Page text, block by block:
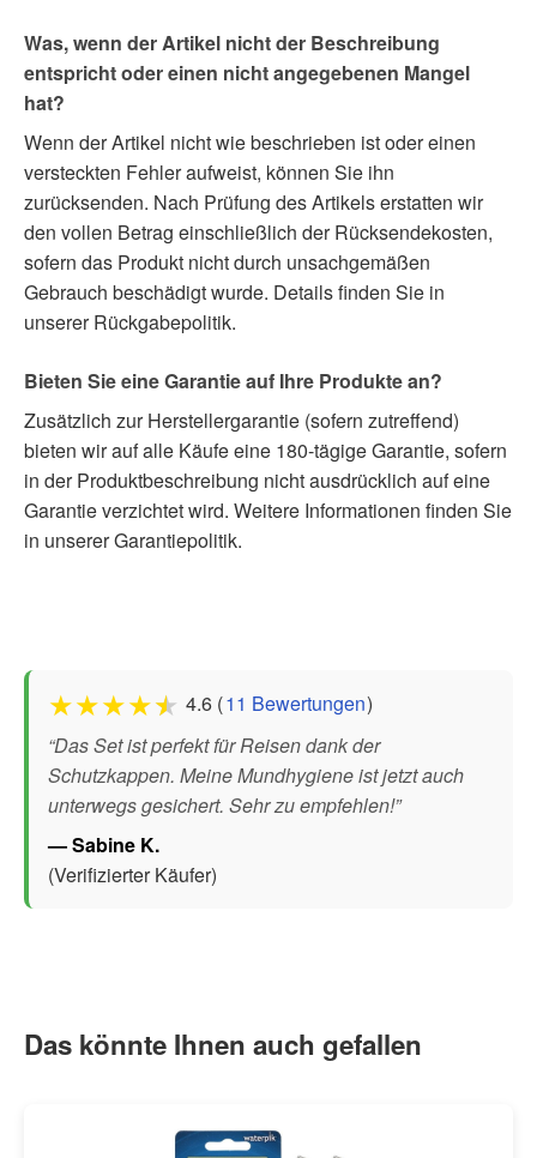
Was, wenn der Artikel nicht der Beschreibung
entspricht oder einen nicht angegebenen Mangel
hat?
Wenn der Artikel nicht wie beschrieben ist oder einen
versteckten Fehler aufweist, können Sie ihn
zurücksenden. Nach Prüfung des Artikels erstatten wir
den vollen Betrag einschließlich der Rücksendekosten,
sofern das Produkt nicht durch unsachgemäßen
Gebrauch beschädigt wurde. Details finden Sie in
unserer Rückgabepolitik.
Bieten Sie eine Garantie auf Ihre Produkte an?
Zusätzlich zur Herstellergarantie (sofern zutreffend)
bieten wir auf alle Käufe eine 180-tägige Garantie, sofern
in der Produktbeschreibung nicht ausdrücklich auf eine
Garantie verzichtet wird. Weitere Informationen finden Sie
in unserer Garantiepolitik.
★★★★★ 4.6 (11 Bewertungen)
“Das Set ist perfekt für Reisen dank der
Schutzkappen. Meine Mundhygiene ist jetzt auch
unterwegs gesichert. Sehr zu empfehlen!”
— Sabine K.
(Verifizierter Käufer)
Das könnte Ihnen auch gefallen